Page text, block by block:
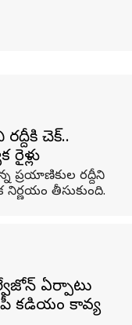
చెక్..
ప్రయాణికుల రద్దీని
నిర్ణయం తీసుకుంది.
ఏర్పాటు
కడియం కావ్య